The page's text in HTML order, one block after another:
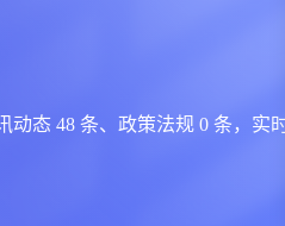
人事变动
动态 48 条、政策法规 0 条，实